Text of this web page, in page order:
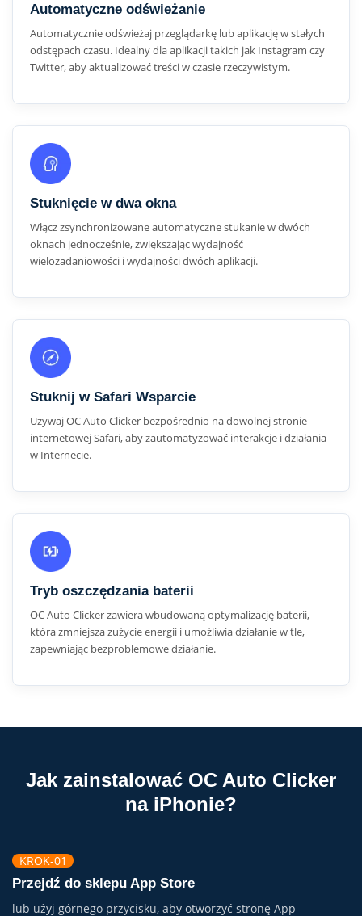
Automatyczne odświeżanie
Automatycznie odświeżaj przeglądarkę lub aplikację w stałych
odstępach czasu. Idealny dla aplikacji takich jak Instagram czy
Twitter, aby aktualizować treści w czasie rzeczywistym.
Stuknięcie w dwa okna
Włącz zsynchronizowane automatyczne stukanie w dwóch
oknach jednocześnie, zwiększając wydajność
wielozadaniowości i wydajności dwóch aplikacji.
Stuknij w Safari Wsparcie
Używaj OC Auto Clicker bezpośrednio na dowolnej stronie
internetowej Safari, aby zautomatyzować interakcje i działania
w Internecie.
Tryb oszczędzania baterii
OC Auto Clicker zawiera wbudowaną optymalizację baterii,
która zmniejsza zużycie energii i umożliwia działanie w tle,
zapewniając bezproblemowe działanie.
Jak zainstalować OC Auto Clicker
na iPhonie?
KROK-01
Przejdź do sklepu App Store
lub użyj górnego przycisku, aby otworzyć stronę App